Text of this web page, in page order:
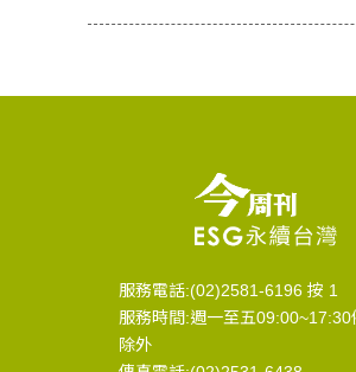
服務電話:(02)2581-6196 按 1
服務時間:週一至五09:00~17:30
除外